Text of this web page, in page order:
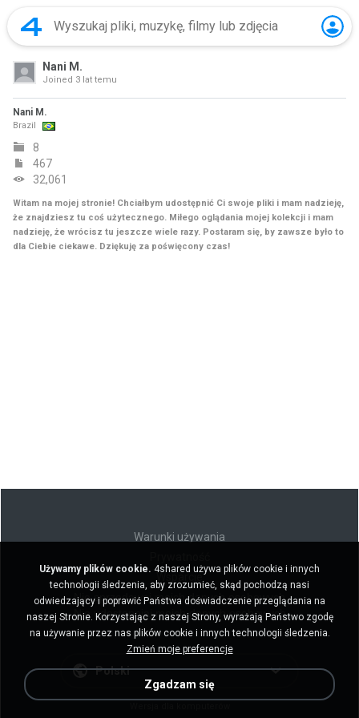
Nani M.
Joined 3 lat temu
Nani M.
Brazil
8
467
32,061
Witam na mojej stronie! Chciałbym udostępnić Ci swoje pliki i mam nadzieję,
że znajdziesz tu coś użytecznego. Miłego oglądania mojej kolekcji i mam
nadzieję, że wrócisz tu jeszcze wiele razy. Postaram się, by zawsze było to
dla Ciebie ciekawe. Dziękuję za poświęcony czas!
Warunki używania
Nie sprzedawaj moich danych osobowych
Nie udostępniaj moich danych osobowych
Polski
Używamy plików cookie. 4shared używa plików cookie i innych
technologii śledzenia, aby zrozumieć, skąd pochodzą nasi
odwiedzający i poprawić Państwa doświadczenie przeglądania na
naszej Stronie. Korzystając z naszej Strony, wyrażają Państwo zgodę
na używanie przez nas plików cookie i innych technologii śledzenia.
Zmień moje preferencje
Zgadzam się